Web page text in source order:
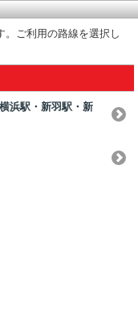
。ご利用の路線を選択し
浜駅・新羽駅・新